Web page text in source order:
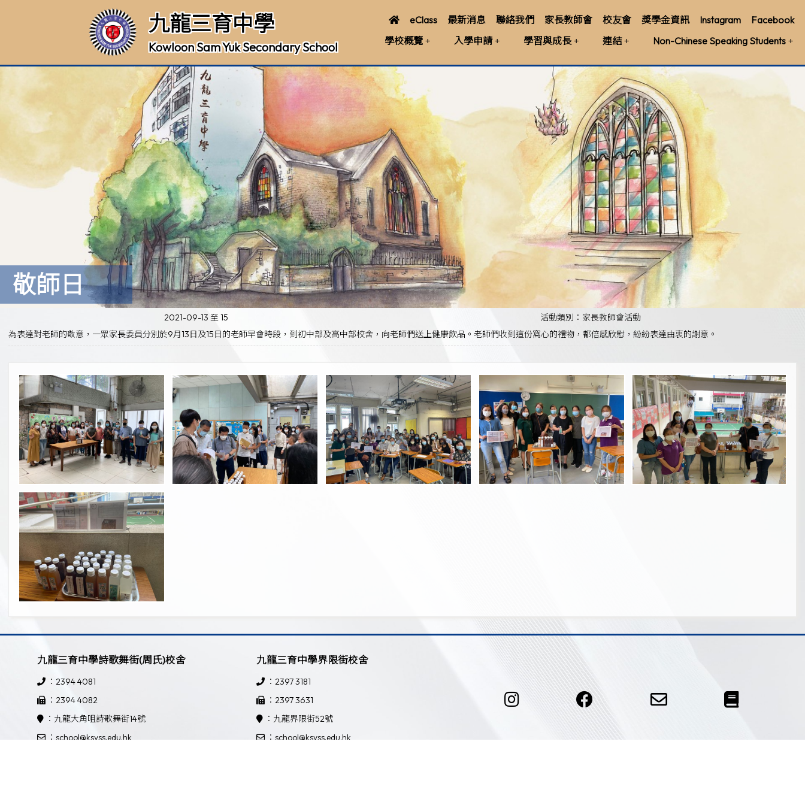
九龍三育中學
Kowloon Sam Yuk Secondary School
eClass 最新消息 聯絡我們 家長教師會 校友會 獎學金資訊 Instagram
Facebook
學校概覽
入學申請 學習與成長 連結 Non-Chinese Speaking Students
敬師日
2021-09-13 至 15
活動類別：家長教師會活動
為表達對老師的敬意，一眾家長委員分別於9月13日及15日的老師早會時段，到初中部及高中部校舍，向老師們送上健康飲品。老師們收到這份窩心的禮物，都倍感欣慰，紛紛表達由衷的謝意。
九龍三育中學詩歌舞街(周氏)校舍
：2394 4081
：2394 4082
：九龍大角咀詩歌舞街14號
：school@ksyss.edu.hk
九龍三育中學界限街校舍
：2397 3181
：2397 3631
：九龍界限街52號
：school@ksyss.edu.hk